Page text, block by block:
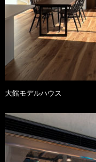
大館モデルハウス